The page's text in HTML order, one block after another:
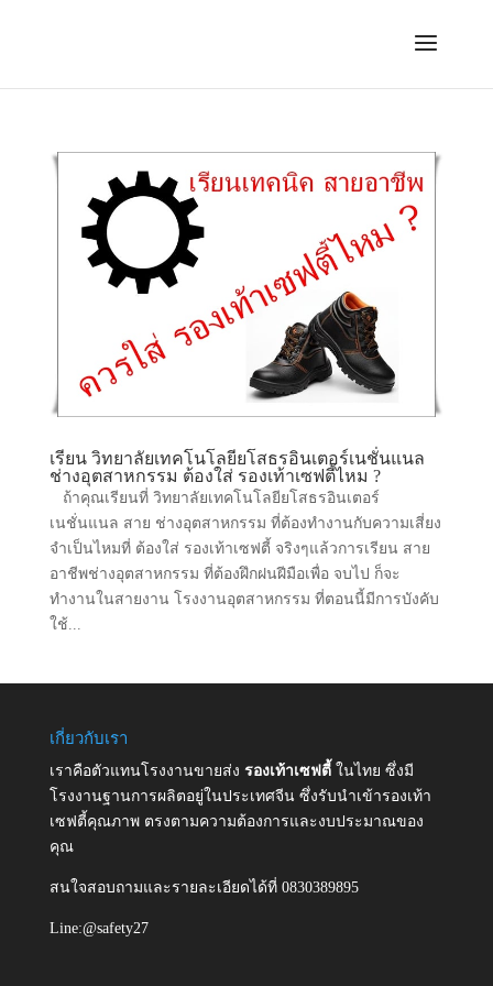
เรียน วิทยาลัยเทคโนโลยียโสธรอินเตอร์เนชั่นแนล
ช่างอุตสาหกรรม ต้องใส่ รองเท้าเซฟตี้ไหม ?
ถ้าคุณเรียนที่ วิทยาลัยเทคโนโลยียโสธรอินเตอร์
เนชั่นแนล สาย ช่างอุตสาหกรรม ที่ต้องทำงานกับความเสี่ยง
จำเป็นไหมที่ ต้องใส่ รองเท้าเซฟตี้ จริงๆแล้วการเรียน สาย
อาชีพช่างอุตสาหกรรม ที่ต้องฝึกฝนฝีมือเพื่อ จบไป ก็จะ
ทำงานในสายงาน โรงงานอุตสาหกรรม ที่ตอนนี้มีการบังคับ
ใช้...
เกี่ยวกับเรา
เราคือตัวแทนโรงงานขายส่ง รองเท้าเซฟตี้ ในไทย ซึ่งมี
โรงงานฐานการผลิตอยู่ในประเทศจีน ซึ่งรับนำเข้ารองเท้า
เซฟตี้คุณภาพ ตรงตามความต้องการและงบประมาณของ
คุณ
สนใจสอบถามและรายละเอียดได้ที่ 0830389895
Line:@safety27